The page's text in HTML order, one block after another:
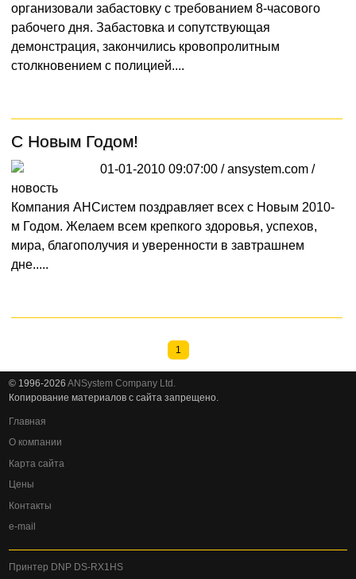
организовали забастовку с требованием 8-часового
рабочего дня. Забастовка и сопутствующая
демонстрация, закончились кровопролитным
столкновением с полицией....
С Новым Годом!
01-01-2010 09:07:00 / ansystem.com /
новость
Компания АНСистем поздравляет всех с Новым 2010-
м Годом. Желаем всем крепкого здоровья, успехов,
мира, благополучия и уверенности в завтрашнем
дне.....
1
© 1996-2026ANSystem Company Ltd.
Копирование материалов с сайта запрещено.
Главная
О компании
Карта сайта
Цены
Контакты
e-mail
Принтер DNP DS-RX1HS